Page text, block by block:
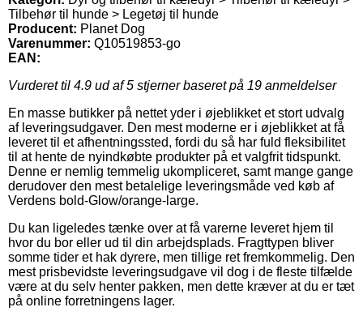
Tilbehør til hunde > Legetøj til hunde
Producent: Planet Dog
Varenummer: Q10519853-go
EAN:
Vurderet til 4.9 ud af 5 stjerner baseret på 19 anmeldelser
En masse butikker på nettet yder i øjeblikket et stort udvalg
af leveringsudgaver. Den mest moderne er i øjeblikket at få
leveret til et afhentningssted, fordi du så har fuld fleksibilitet
til at hente de nyindkøbte produkter på et valgfrit tidspunkt.
Denne er nemlig temmelig ukompliceret, samt mange gange
derudover den mest betalelige leveringsmåde ved køb af
Verdens bold-Glow/orange-large.
Du kan ligeledes tænke over at få varerne leveret hjem til
hvor du bor eller ud til din arbejdsplads. Fragttypen bliver
somme tider et hak dyrere, men tillige ret fremkommelig. Den
mest prisbevidste leveringsudgave vil dog i de fleste tilfælde
være at du selv henter pakken, men dette kræver at du er tæt
på online forretningens lager.